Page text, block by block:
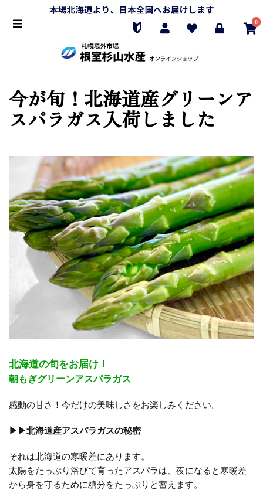
0
今が旬！北海道産グリーンア
スパラガス入荷しました
北海道の旬をお届け！
朝もぎグリーンアスパラガス
感動の甘さ！今だけの美味しさをお楽しみください。
▶▶北海道産アスパラガスの秘密
それは北海道の寒暖差にあります。
太陽をたっぷり浴びて育ったアスパラは、夜になると寒暖差
から身を守るために糖分をたっぷりと蓄えます。